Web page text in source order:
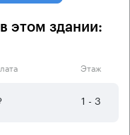
этом здании:
Этаж
1 - 3